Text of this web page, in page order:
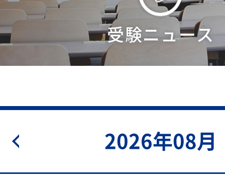
受験ニュース
2026年08月